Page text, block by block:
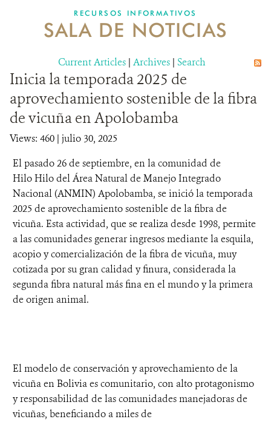
NOSOTROS
DONA
RECURSOS INFORMATIVOS
SALA DE NOTICIAS
Current Articles | Archives | Search
Inicia la temporada 2025 de
aprovechamiento sostenible de la fibra
de vicuña en Apolobamba
Views: 460 | julio 30, 2025
El pasado 26 de septiembre, en la comunidad de
Hilo Hilo del Área Natural de Manejo Integrado
Nacional (ANMIN) Apolobamba, se inició la temporada
2025 de aprovechamiento sostenible de la fibra de
vicuña. Esta actividad, que se realiza desde 1998, permite
a las comunidades generar ingresos mediante la esquila,
acopio y comercialización de la fibra de vicuña, muy
cotizada por su gran calidad y finura, considerada la
segunda fibra natural más fina en el mundo y la primera
de origen animal.
El modelo de conservación y aprovechamiento de la
vicuña en Bolivia es comunitario, con alto protagonismo
y responsabilidad de las comunidades manejadoras de
vicuñas, beneficiando a miles de